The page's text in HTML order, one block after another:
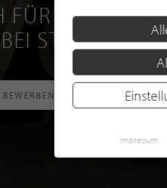
FÜR EINE
STILPUNKTE®
Impressum